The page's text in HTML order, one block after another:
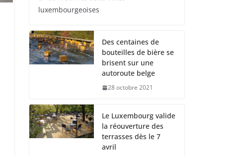
luxembourgeoises
Des centaines de
bouteilles de bière se
brisent sur une
autoroute belge
28 octobre 2021
Le Luxembourg valide
la réouverture des
terrasses dès le 7
avril